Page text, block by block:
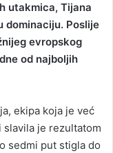
utakmica, Tijana
dominaciju. Poslije
evropskog
od najboljih
ekipa koja je već
je rezultatom
sedmi put stigla do